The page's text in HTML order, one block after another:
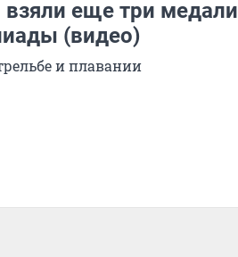
еще три медали
(видео)
и плавании